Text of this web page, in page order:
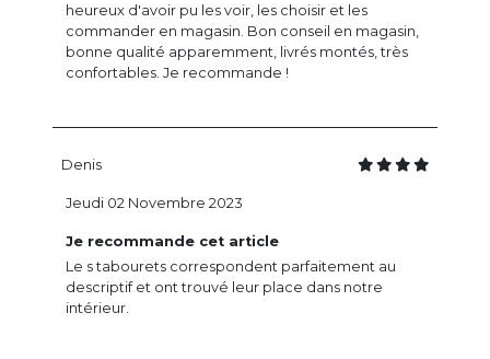
heureux d'avoir pu les voir, les choisir et les
commander en magasin. Bon conseil en magasin,
bonne qualité apparemment, livrés montés, très
confortables. Je recommande !
Denis
Je recommande cet article
Le s tabourets correspondent parfaitement au
descriptif et ont trouvé leur place dans notre
intérieur.
Jeudi 02 Novembre 2023